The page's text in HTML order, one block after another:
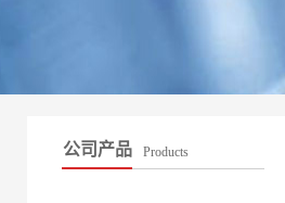
公司产品 Products